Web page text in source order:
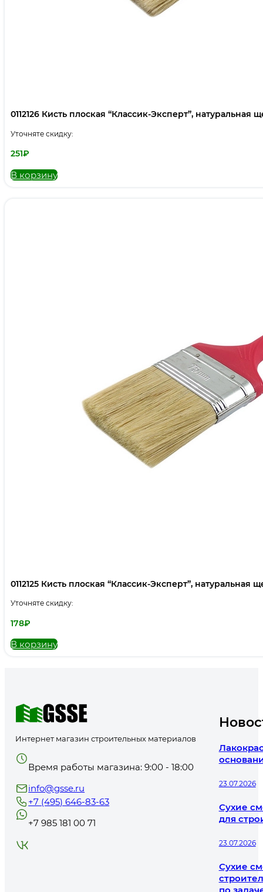
0112126 Кисть плоская “Классик-Эксперт”, натуральная
Уточняте скидку:
251₽
В корзину
0112125 Кисть плоская “Классик-Эксперт”, натуральная
Уточняте скидку:
178₽
В корзину
Интернет магазин строительных материалов
Время работы магазина: 9:00 - 18:00
info@gsse.ru
+7 (495) 646-83-63
+7 985 181 00 71
23.07.2026
Сухие
для
23.07.2026
Сухие